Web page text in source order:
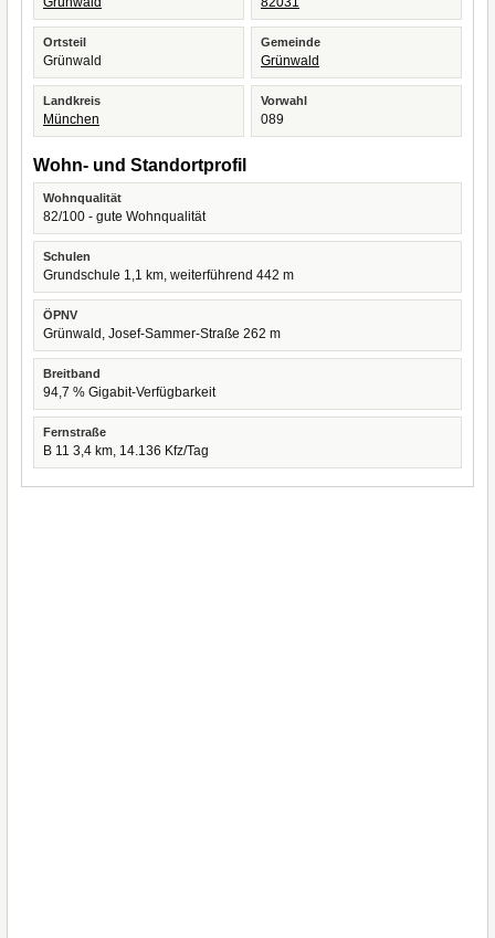
Ortsteil
Grünwald
Gemeinde
Grünwald
Landkreis
München
Vorwahl
089
Wohn- und Standortprofil
Wohnqualität
82/100 - gute Wohnqualität
Schulen
Grundschule 1,1 km, weiterführend 442 m
ÖPNV
Grünwald, Josef-Sammer-Straße 262 m
Breitband
94,7 % Gigabit-Verfügbarkeit
Fernstraße
B 11 3,4 km, 14.136 Kfz/Tag